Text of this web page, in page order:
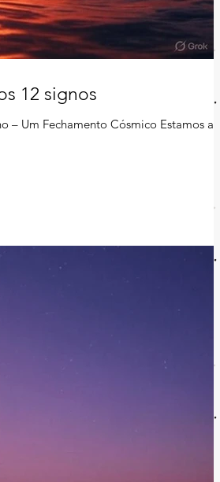
12 signos
– Um Fechamento Cósmico Estamos a